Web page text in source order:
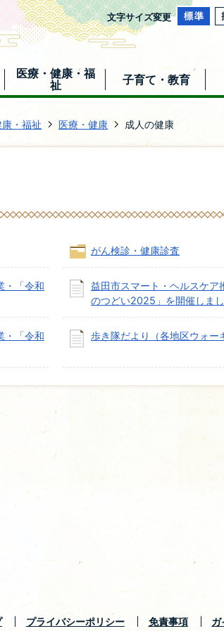
文字サイズ変更
医療・健康・福
祉
子育て・教育
・福祉 医療・健康 成人の健康
がん検診・健康診査
・「令和
益田市スマート・ヘルスケア
のつどい2025」を開催しまし
・「令和
歩き隊だより（各地区ウォー
プライバシーポリシー 免責事項 ガ